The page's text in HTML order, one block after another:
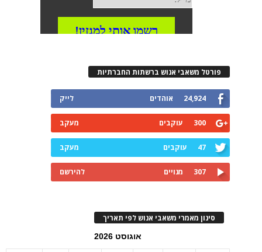
פורטל משאבי אנוש ברשתות החברתיות
24,924 אוהדים לייק
300 עוקבים מעקב
47 עוקבים מעקב
307 מנויים להירשם
סינון מאמרי משאבי אנוש לפי תאריך
אוגוסט 2026